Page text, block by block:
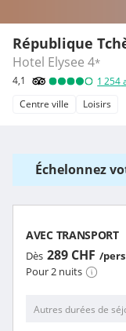
République
Hotel Elysee 4*
4,1 1 254
Centre ville
Loisirs
Échelonnez
AVEC TRANSPORT
Dès 289 CHF /pers
Pour 2 nuits
Autres durées de